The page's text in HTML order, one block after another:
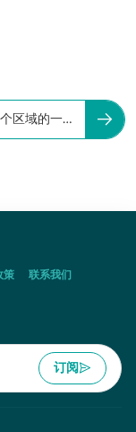
区域的一个
策
联系我们
订阅